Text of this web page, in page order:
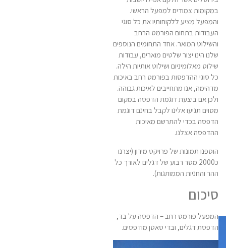
במקומות צמודים למפעל הראשי.
והמפעל מציע ללקוחותיו את כל סוגי
העבודות בתחום הפורמט הרחב
והשילוט המואר. אחד התחומים הנוספים
שלנו הינו יצור שלטים מוארים, עבודות
שילוט מאלומיניום ושילוט אותיות הילה.
כל סוגי ההדפסות בפורמט רחב באיכות
מדהימה, אנו מתחייבים לאיכות גבוהה.
ולכן אם ביצעת דוגמת הדפסה במקום
מסוים תגיעו אלינו לקבל בחינם דוגמת
הדפסה בכדי להתרשם מאיכות
ההדפסה אצלנו.
הוספנו תמונות של פרויקט מירון (יצרנו
כ2000 מטר רבוע של דגלים לאורך כל
ההר והחניות הממותגות).
סיכום
המפעל פורמט רחב – הדפסה על בד,
הדפסת דגלים, ובדי סאטן מודפסים.